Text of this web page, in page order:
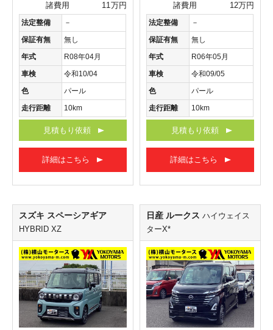
諸費用
11万円
法定整備
－
保証有無
無し
年式
R08年04月
車検
令和10/04
色
パール
走行距離
10km
見積もり依頼
詳細はこちら
諸費用
12万円
法定整備
－
保証有無
無し
年式
R06年05月
車検
令和09/05
色
パール
走行距離
10km
見積もり依頼
詳細はこちら
スズキ スペーシアギア
HYBRID XZ
日産 ルークスハイウェイス
ターX*